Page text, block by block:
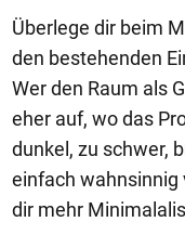
Überlege dir beim
den bestehenden
Wer den Raum als
eher auf, wo das
dunkel, zu schwer,
einfach wahnsinnig
dir mehr